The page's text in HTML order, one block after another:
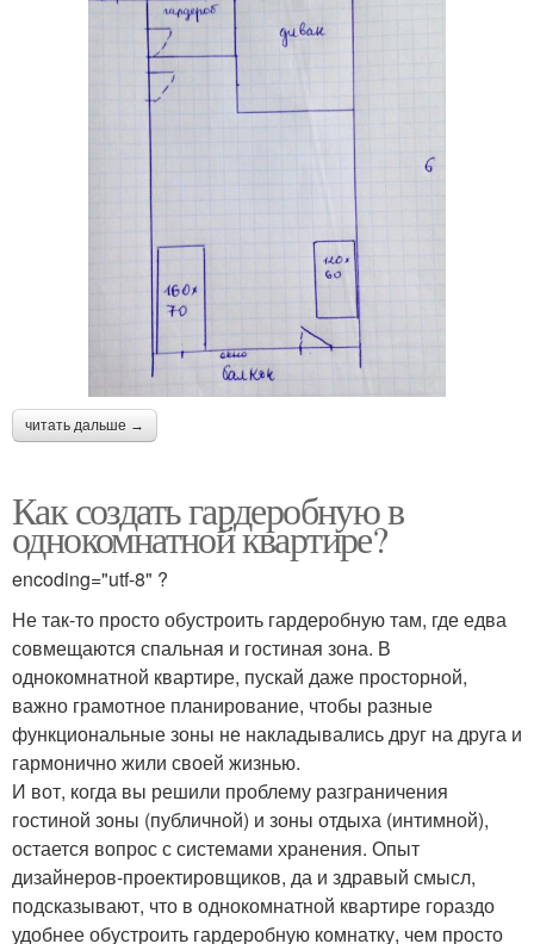
читать дальше →
Как создать гардеробную в
однокомнатной квартире?
encoding="utf-8" ?
Не так-то просто обустроить гардеробную там, где едва
совмещаются спальная и гостиная зона. В
однокомнатной квартире, пускай даже просторной,
важно грамотное планирование, чтобы разные
функциональные зоны не накладывались друг на друга и
гармонично жили своей жизнью.
И вот, когда вы решили проблему разграничения
гостиной зоны (публичной) и зоны отдыха (интимной),
остается вопрос с системами хранения. Опыт
дизайнеров-проектировщиков, да и здравый смысл,
подсказывают, что в однокомнатной квартире гораздо
удобнее обустроить гардеробную комнатку, чем просто